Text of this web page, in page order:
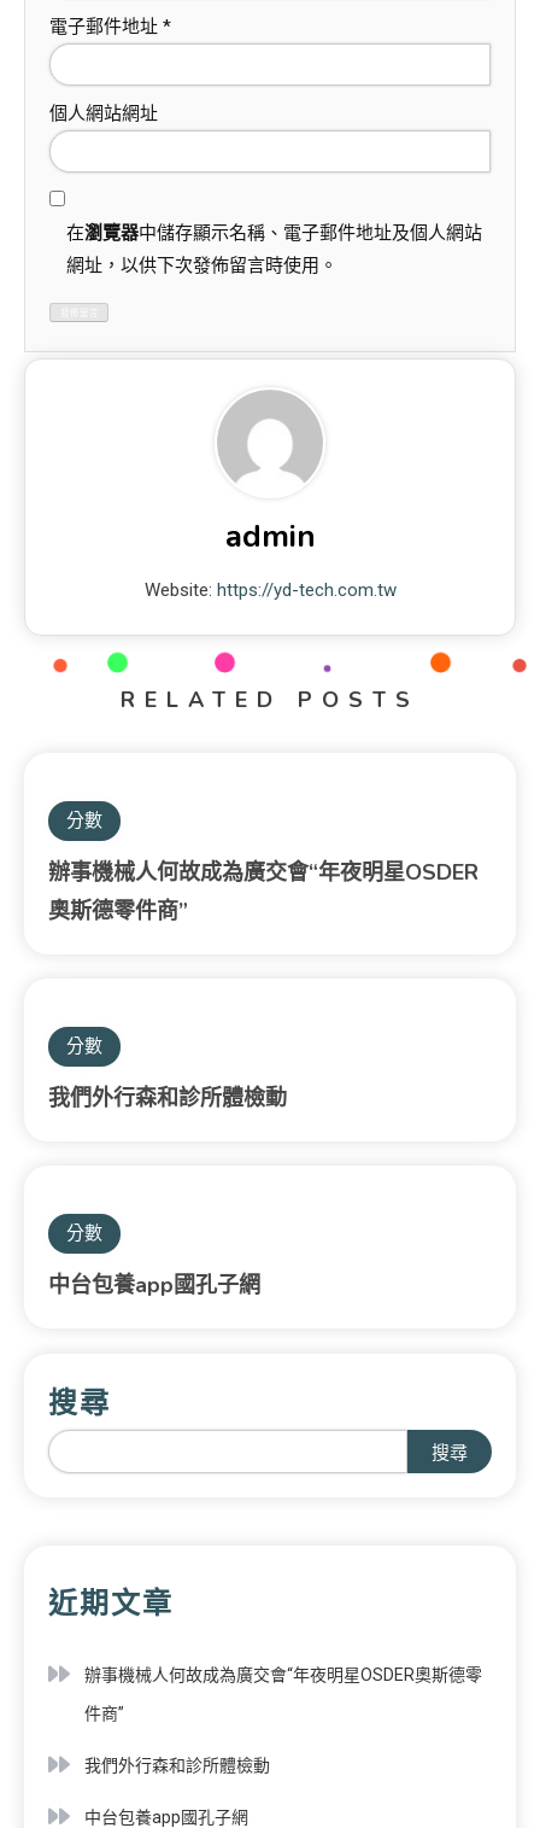
電子郵件地址 *
個人網站網址
在瀏覽器中儲存顯示名稱、電子郵件地址及個人網站
網址，以供下次發佈留言時使用。
admin
Website: https://yd-tech.com.tw
RELATED POSTS
分數
辦事機械人何故成為廣交會“年夜明星OSDER
奧斯德零件商”
分數
我們外行森和診所體檢動
分數
中台包養app國孔子網
搜尋
搜尋
近期文章
辦事機械人何故成為廣交會“年夜明星OSDER奧斯德零
件商”
我們外行森和診所體檢動
中台包養app國孔子網